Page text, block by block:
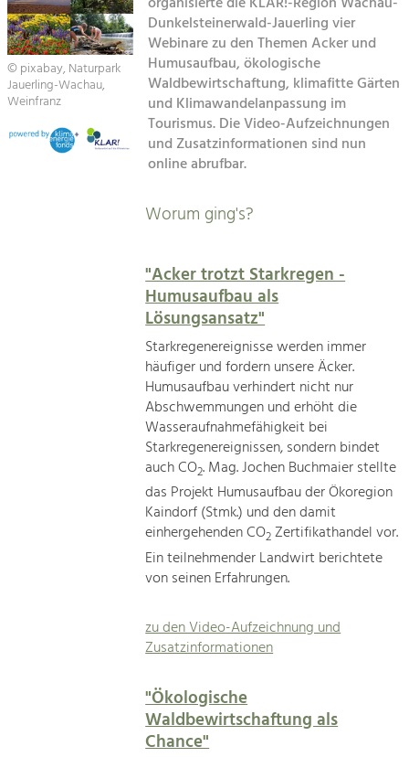
Suche
Impressum
Kontakt
Landscape.
Tourism
Offer Development and Positioning
Art & Culture
Crafts, Science and Research.
Social Affairs, Education
Equality, Youth and Integration.
Mobility & Energy
Climate Change, Public Transport and
Renewable Energy.
Increase in Regional Value Added.
© pixabay, Naturpark
Jauerling-Wachau,
Weinfranz
Dunkelsteinerwald-Jauerling vier
Webinare zu den Themen Acker und
Humusaufbau, ökologische
Waldbewirtschaftung, klimafitte Gärten
und Klimawandelanpassung im
Tourismus. Die Video-Aufzeichnungen
und Zusatzinformationen sind nun
online abrufbar.
Worum ging's?
"Acker trotzt Starkregen -
Humusaufbau als
Lösungsansatz"
Starkregenereignisse werden immer
häufiger und fordern unsere Äcker.
Humusaufbau verhindert nicht nur
Abschwemmungen und erhöht die
Wasseraufnahmefähigkeit bei
Starkregenereignissen, sondern bindet
auch CO2. Mag. Jochen Buchmaier stellte
das Projekt Humusaufbau der Ökoregion
Kaindorf (Stmk.) und den damit
einhergehenden CO2Zertifikathandel vor.
Ein teilnehmender Landwirt berichtete
von seinen Erfahrungen.
zu den Video-Aufzeichnung und
Zusatzinformationen
"Ökologische
Waldbewirtschaftung als
Chance"